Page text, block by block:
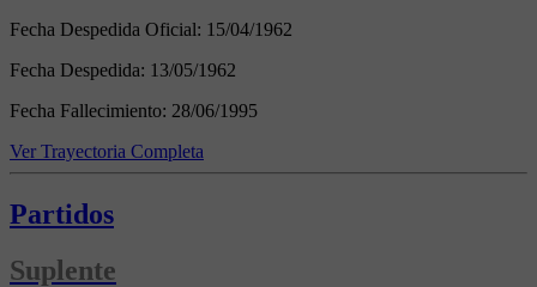
Fecha Despedida Oficial: 15/04/1962
Fecha Despedida: 13/05/1962
Fecha Fallecimiento: 28/06/1995
Ver Trayectoria Completa
Partidos
Suplente